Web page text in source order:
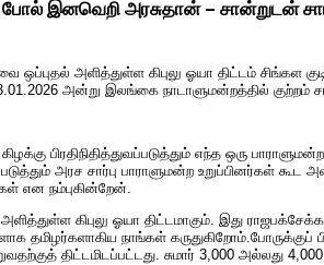
இனவெறி அரசுதான் – சான்றுடன்
அளித்துள்ள கிபுலு ஓயா திட்டம் சிங்கள
அன்று இலங்கை நாடாளுமன்றத்தில் குற்றம்
பிரதிநிதித்துவப்படுத்தும் எந்த ஒரு
அரச சார்பு பாராளுமன்ற உறுப்பினர்கள்
என நம்புகின்றேன்.
கிபுலு ஓயா திட்டமாகும். இது
தமிழர்களாகிய நாங்கள்
திட்டமிடப்பட்டது. சுமார் 3,000 அல்லது